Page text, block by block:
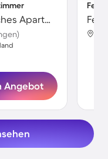
Kinderfreundliches gemütliches Apartment mit Terrasse | Gartenblick
Angebot